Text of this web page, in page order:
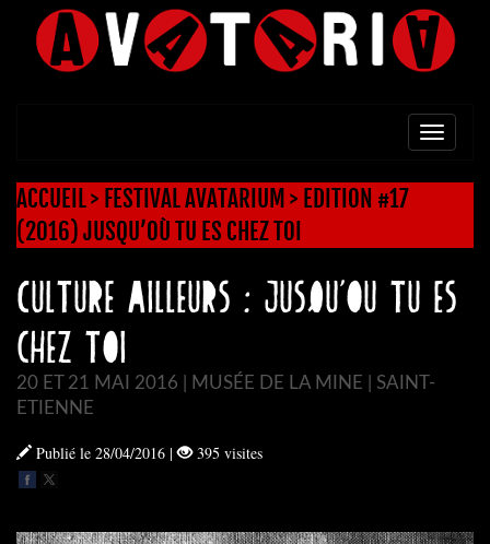
ACCUEIL> FESTIVAL AVATARIUM > EDITION #17
(2016) JUSQU’OÙ TU ES CHEZ TOI
Culture Ailleurs : Jusqu’où tu es
chez toi
20 ET 21 MAI 2016 | MUSÉE DE LA MINE | SAINT-
ETIENNE
Publié le 28/04/2016 | 395 visites